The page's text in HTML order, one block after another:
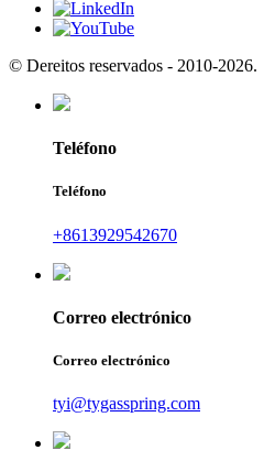
© Dereitos reservados - 2010-2026.
Teléfono
Teléfono
+8613929542670
Correo electrónico
Correo electrónico
tyi@tygasspring.com